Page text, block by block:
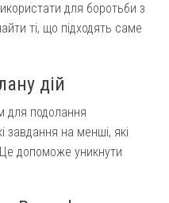
для боротьби з
ті, що підходять саме
дій
для подолання
завдання на менші, які
допоможе уникнути